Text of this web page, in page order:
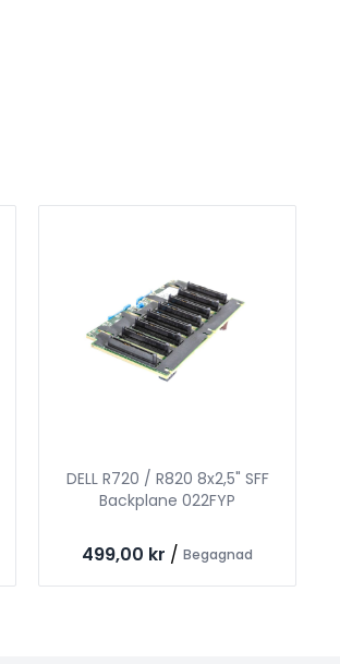
DELL R720 / R820 8x2,5" SFF
Backplane 022FYP
499,00 kr / Begagnad